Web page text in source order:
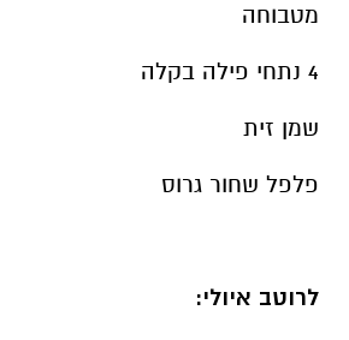
מטבוחה
4 נתחי פילה בקלה
שמן זית
פלפל שחור גרוס
לרוטב איולי: